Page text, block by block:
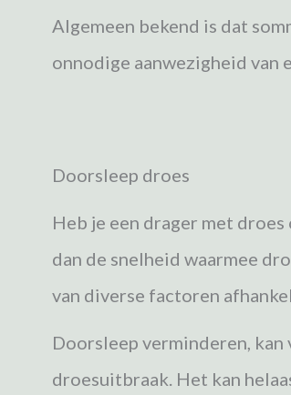
Algemeen bekend is dat
onnodige aanwezigheid van
Doorsleep droes
Heb je een drager met
dan de snelheid waarmee
van diverse factoren
Doorsleep verminderen,
droesuitbraak. Het kan